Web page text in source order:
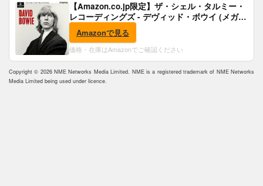
【Amazon.co.jp限定】ザ・シェル・タルミー・
レコーディングズ - デヴィッド・ボウイ (メガジ
ャケ付)
Amazonで見る
価格・在庫はAmazonでご確認ください
Copyright © 2026 NME Networks Media Limited. NME is a registered trademark of NME Networks
Media Limited being used under licence.